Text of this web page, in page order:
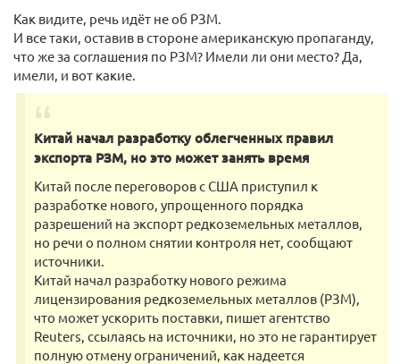
Как видите, речь идёт не об РЗМ.
И все таки, оставив в стороне американскую пропаганду,
что же за соглашения по РЗМ? Имели ли они место? Да,
имели, и вот какие.
Китай начал разработку облегченных правил
экспорта РЗМ, но это может занять время
Китай после переговоров с США приступил к
разработке нового, упрощенного порядка
разрешений на экспорт редкоземельных металлов,
но речи о полном снятии контроля нет, сообщают
источники.
Китай начал разработку нового режима
лицензирования редкоземельных металлов (РЗМ),
что может ускорить поставки, пишет агентство
Reuters, ссылаясь на источники, но это не гарантирует
полную отмену ограничений, как надеется